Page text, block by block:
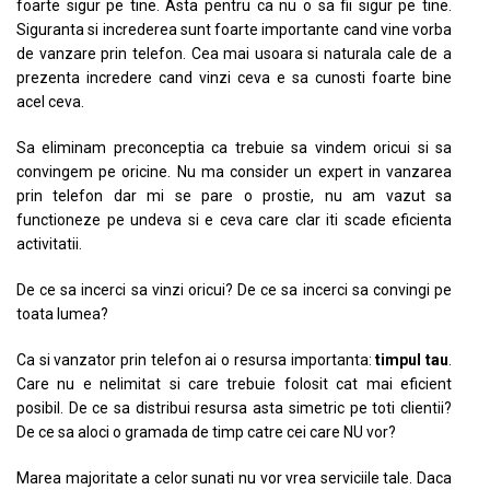
foarte sigur pe tine. Asta pentru ca nu o sa fii sigur pe tine.
Siguranta si increderea sunt foarte importante cand vine vorba
de vanzare prin telefon. Cea mai usoara si naturala cale de a
prezenta incredere cand vinzi ceva e sa cunosti foarte bine
acel ceva.
Sa eliminam preconceptia ca trebuie sa vindem oricui si sa
convingem pe oricine. Nu ma consider un expert in vanzarea
prin telefon dar mi se pare o prostie, nu am vazut sa
functioneze pe undeva si e ceva care clar iti scade eficienta
activitatii.
De ce sa incerci sa vinzi oricui? De ce sa incerci sa convingi pe
toata lumea?
Ca si vanzator prin telefon ai o resursa importanta:timpul tau
Care nu e nelimitat si care trebuie folosit cat mai eficient
posibil. De ce sa distribui resursa asta simetric pe toti clientii?
De ce sa aloci o gramada de timp catre cei care NU vor?
Marea majoritate a celor sunati nu vor vrea serviciile tale. Daca